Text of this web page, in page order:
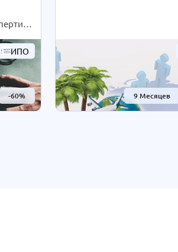
ИПО
-60% 9 Месяцев
согласно своим
При Вашем желании
курса может быть
СОКРАЩЕНА В 2 РАЗА!
Подробности уточняйте по
телефону на сайте или